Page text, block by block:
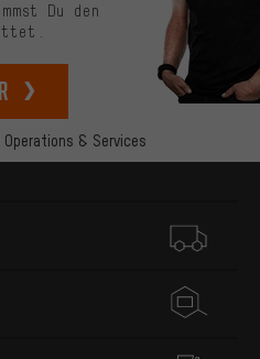
Operations & Services
Du den